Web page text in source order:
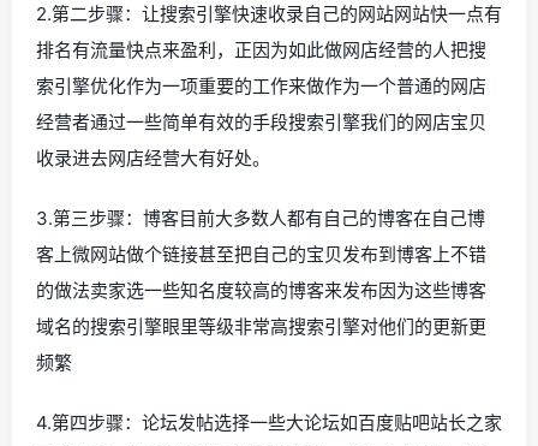
2.第二步骤：让搜索引擎快速收录自己的网站网站快一点有
排名有流量快点来盈利，正因为如此做网店经营的人把搜
索引擎优化作为一项重要的工作来做作为一个普通的网店
经营者通过一些简单有效的手段搜索引擎我们的网店宝贝
收录进去网店经营大有好处。
3.第三步骤：博客目前大多数人都有自己的博客在自己博
客上微网站做个链接甚至把自己的宝贝发布到博客上不错
的做法卖家选一些知名度较高的博客来发布因为这些博客
域名的搜索引擎眼里等级非常高搜索引擎对他们的更新更
频繁
4.第四步骤：论坛发帖选择一些大论坛如百度贴吧站长之家